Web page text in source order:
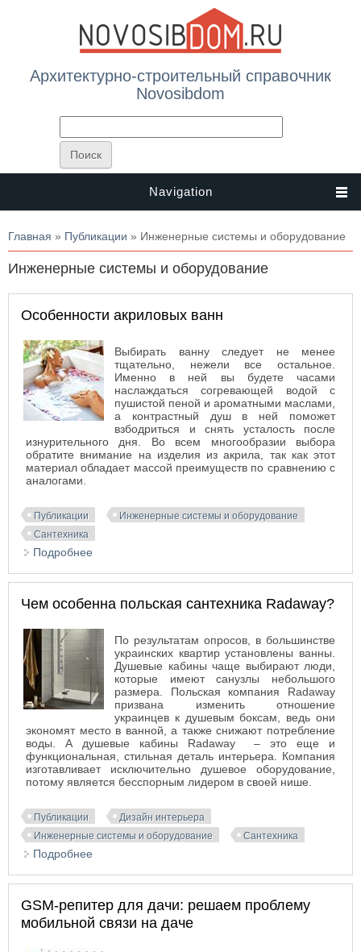
Архитектурно-строительный справочник
Novosibdom
Navigation
Вы здесь
Главная » Публикации » Инженерные системы и оборудование
Инженерные системы и оборудование
Особенности акриловых ванн
Выбирать ванну следует не менее
тщательно, нежели все остальное.
Именно в ней вы будете часами
наслаждаться согревающей водой с
пушистой пеной и ароматными маслами,
а контрастный душ в ней поможет
взбодриться и снять усталость после
изнурительного дня. Во всем многообразии выбора
обратите внимание на изделия из акрила, так как этот
материал обладает массой преимуществ по сравнению с
аналогами.
Публикации
Инженерные системы и оборудование
Сантехника
Подробнее
Чем особенна польская сантехника Radaway?
По результатам опросов, в большинстве
украинских квартир установлены ванны.
Душевые кабины чаще выбирают люди,
которые имеют санузлы небольшого
размера. Польская компания Radaway
призвана изменить отношение
украинцев к душевым боксам, ведь они
экономят место в ванной, а также снижают потребление
воды. А душевые кабины Radaway – это еще и
функциональная, стильная деталь интерьера. Компания
изготавливает исключительно душевое оборудование,
потому является бесспорным лидером в своей нише.
Публикации
Дизайн интерьера
Инженерные системы и оборудование
Сантехника
Подробнее
GSM-репитер для дачи: решаем проблему
мобильной связи на даче